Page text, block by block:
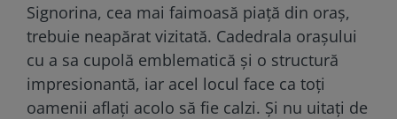
Signorina, cea mai faimoasă piață din oraș,
trebuie neapărat vizitată. Cadedrala orașului
cu a sa cupolă emblematică și o structură
impresionantă, iar acel locul face ca toți
oamenii aflați acolo să fie calzi. Și nu uitați de